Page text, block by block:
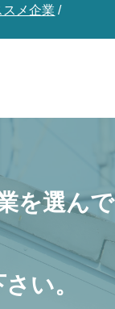
メ企業 /
を選んで
い。